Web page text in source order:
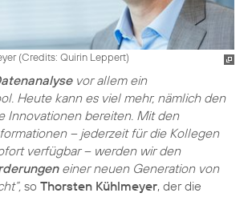
(Credits: Quirin Leppert)
vor allem ein
Heute kann es viel mehr, nämlich den
Innovationen bereiten. Mit den
– jederzeit für die Kollegen
verfügbar – werden wir den
einer neuen Generation von
so Thorsten Kühlmeyer, der die